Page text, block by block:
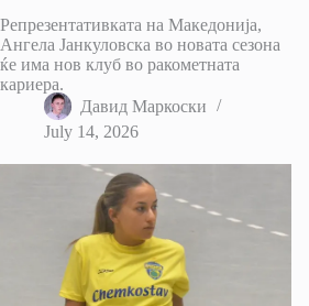
Репрезентативката на Македонија,
Ангела Јанкуловска во новата сезона
ќе има нов клуб во ракометната
кариера.
Давид Маркоски
July 14, 2026